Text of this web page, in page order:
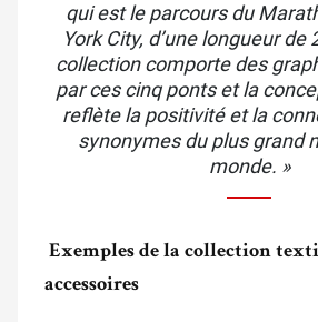
qui est le parcours du
York City, d’une longueur de
collection comporte des
par ces cinq ponts et la
reflète la positivité et la
synonymes du plus grand
monde. »
Exemples de la collection
accessoires